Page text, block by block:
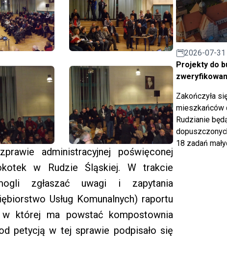
administracyjnej poświęconej
w Rudzie Śląskiej. W trakcie
zgłaszać uwagi i zapytania
Usług Komunalnych) raportu
której ma powstać kompostownia
petycją w tej sprawie podpisało się
2026-07-31
Projekty do
Zakończyła
mieszkańców
Rudzianie
18 zadań